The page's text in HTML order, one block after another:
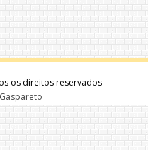
os direitos reservados